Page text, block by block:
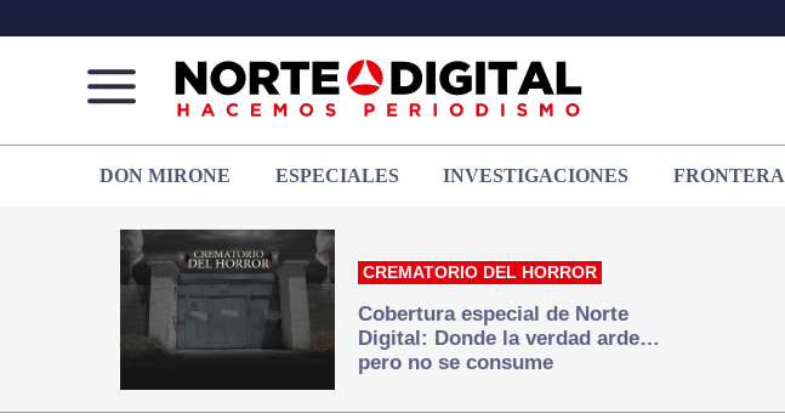
de
Juárez
que
hacemos periodismo
DON MIRONE ESPECIALES INVESTIGACIONES FRONTERA
CREMATORIO DEL HORROR
Cobertura especial de Norte
Digital: Donde la verdad arde…
pero no se consume